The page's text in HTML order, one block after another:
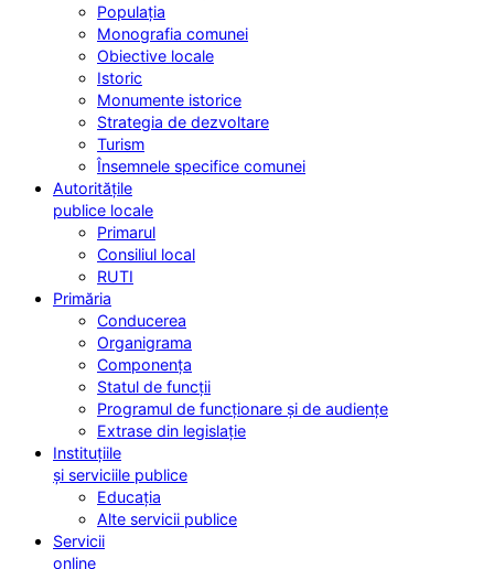
Populația
Monografia comunei
Obiective locale
Istoric
Monumente istorice
Strategia de dezvoltare
Turism
Însemnele specifice comunei
Autoritățile
publice locale
Primarul
Consiliul local
RUTI
Primăria
Conducerea
Organigrama
Componența
Statul de funcții
Programul de funcționare și de audiențe
Extrase din legislație
Instituțiile
și serviciile publice
Educația
Alte servicii publice
Servicii
online